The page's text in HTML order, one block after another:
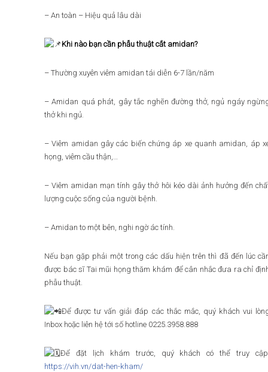
– An toàn – Hiệu quả lâu dài
Khi nào bạn cần phẫu thuật cắt amidan?
– Thường xuyên viêm amidan tái diễn 6-7 lần/năm
– Amidan quá phát, gây tắc nghẽn đường thở, ngủ ngáy
thở khi ngủ.
– Viêm amidan gây các biến chứng áp xe quanh amidan, áp
họng, viêm cầu thận,…
– Viêm amidan mạn tính gây thở hôi kéo dài ảnh hưởng đến
lượng cuộc sống của người bệnh.
– Amidan to một bên, nghi ngờ ác tính.
Nếu bạn gặp phải một trong các dấu hiện trên thì đã đến lúc
được bác sĩ Tai mũi họng thăm khám để cân nhắc đưa ra chỉ
phẫu thuật.
Để được tư vấn giải đáp các thắc mắc, quý khách vui
Inbox hoặc liên hệ tới số hotline 0225.3958.888
Để đặt lịch khám trước, quý khách có thể truy
https://vih.vn/dat-hen-kham/